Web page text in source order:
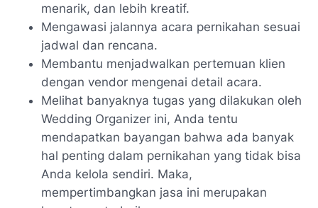
menarik, dan lebih kreatif.
Mengawasi jalannya acara pernikahan sesuai
jadwal dan rencana.
Membantu menjadwalkan pertemuan klien
dengan vendor mengenai detail acara.
Melihat banyaknya tugas yang dilakukan oleh
Wedding Organizer ini, Anda tentu
mendapatkan bayangan bahwa ada banyak
hal penting dalam pernikahan yang tidak bisa
Anda kelola sendiri. Maka,
mempertimbangkan jasa ini merupakan